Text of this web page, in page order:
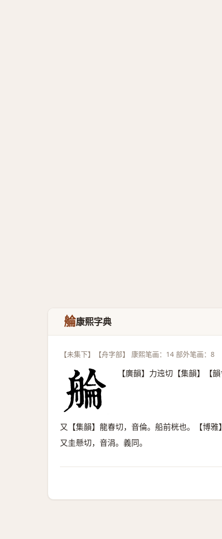
䑳康熙字典
【未集下】【舟字部】 康熙笔画：14 部外笔画：8
【廣韻】力迍切【集韻】【
又【集韻】龍春切，音倫。船前桄也。【博
又圭懸切，音涓。義同。